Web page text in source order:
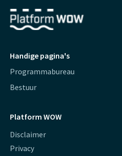
Handige pagina's
Programmabureau
Bestuur
Platform WOW
Disclaimer
Privacy